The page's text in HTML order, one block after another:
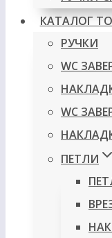
КАТАЛОГ
РУЧКИ
WC
WC
ПЕТЛИ